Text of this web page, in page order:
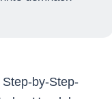
by-Step-